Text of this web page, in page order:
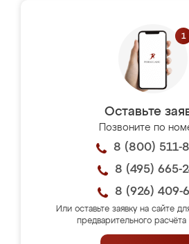
Оставьте
Позвоните по
8 (800) 511-
8 (495) 665-
8 (926) 409-
Или оставьте заявку на сайте
предварительного расчёта